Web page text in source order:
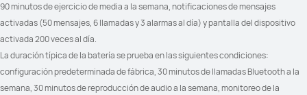
Ciclismo de potencia virtual
Ciclismo FTP: Cálculo automático
Ciclismo FTP: Cálculo automático
90 minutos de ejercicio de media a la semana, notificaciones de mensajes
activadas (50 mensajes, 6 llamadas y 3 alarmas al día) y pantalla del dispositivo
activada 200 veces al día.
La duración típica de la batería se prueba en las siguientes condiciones:
configuración predeterminada de fábrica, 30 minutos de llamadas Bluetooth a la
semana, 30 minutos de reproducción de audio a la semana, monitoreo de la